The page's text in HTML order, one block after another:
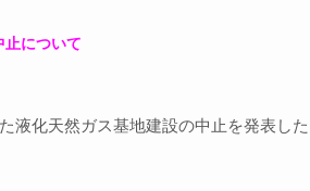
について
液化天然ガス基地建設の中止を発表した